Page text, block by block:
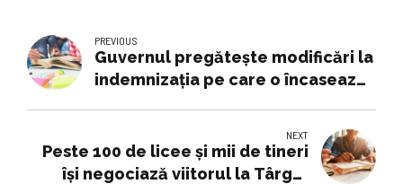
PREVIOUS
Guvernul pregătește modificări la
indemnizația pe care o încasează
NEXT
Peste 100 de licee și mii de tineri
își negociază viitorul la Târgul